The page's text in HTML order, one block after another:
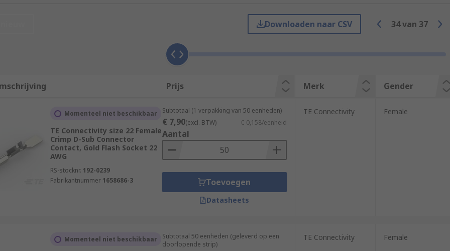
to the destination across the D–sub connection.
in place. Contacts can be replaced if damaged or if the application of the D-sub connector is to be
contacts. The material of the D-sub connector contact can be changed if the robustness or
Downloaden naar CSV 34van 37
Prijs Merk Gender
Momenteel niet beschikbaar
TE Connectivity size 22 Female
Crimp D-Sub Connector
Contact, Gold Flash Socket 22
AWG
RS-stocknr. 192-0239
Fabrikantnummer 1658686-3
Subtotaal (1 verpakking van 50 eenheden)
€ 7,90(excl. BTW) € 0,158/eenheid
Aantal
Toevoegen
Datasheets
TE Connectivity Female
Momenteel niet beschikbaar
Subtotaal 50 eenheden (geleverd op een
doorlopende strip)
TE Connectivity Female